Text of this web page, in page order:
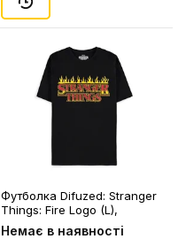
Футболка Difuzed: Stranger
Things: Fire Logo (L),
(393279)
Немає в наявності